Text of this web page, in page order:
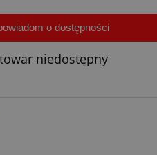
o dostępności
towar niedostępny